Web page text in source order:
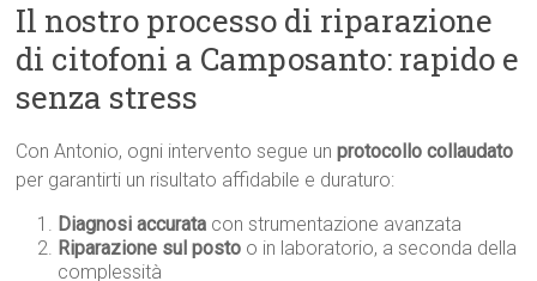
Il nostro processo di riparazione
di citofoni a Camposanto: rapido e
senza stress
Con Antonio, ogni intervento segue unprotocollo collaudato
per garantirti un risultato affidabile e duraturo:
Diagnosi accurata con strumentazione avanzata
Riparazione sul posto o in laboratorio, a seconda della
complessità